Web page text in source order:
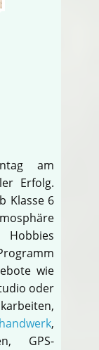
am
Erfolg.
Klasse 6
wie
oder
,
GPS-